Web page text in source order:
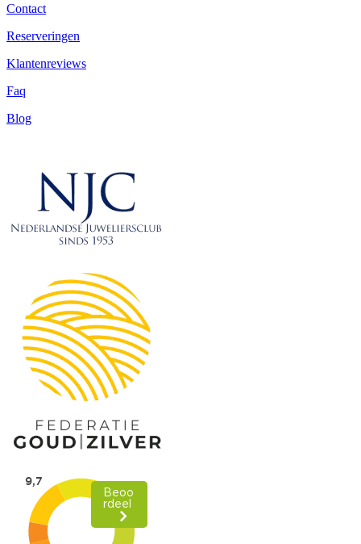
Contact
Reserveringen
Klantenreviews
Faq
Blog